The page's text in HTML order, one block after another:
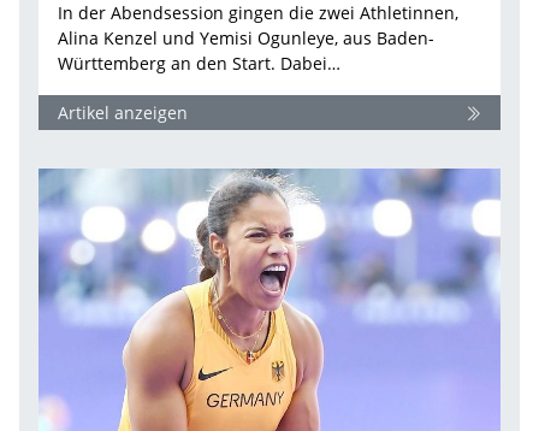
In der Abendsession gingen die zwei Athletinnen,
Alina Kenzel und Yemisi Ogunleye, aus Baden-
Württemberg an den Start. Dabei…
Artikel anzeigen